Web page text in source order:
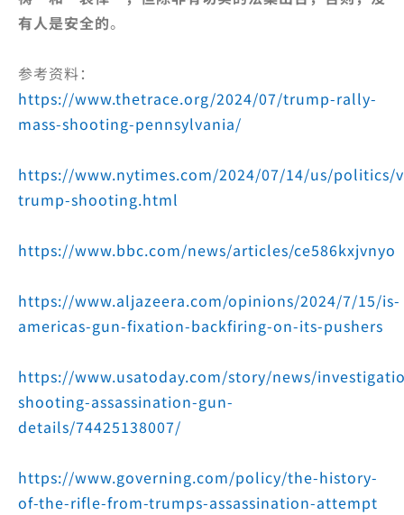
有人是安全的。
参考资料：
https://www.thetrace.org/2024/07/trump-rally-
mass-shooting-pennsylvania/
https://www.nytimes.com/2024/07/14/us/politics/
trump-shooting.html
https://www.bbc.com/news/articles/ce586kxjvnyo
https://www.aljazeera.com/opinions/2024/7/15/is-
americas-gun-fixation-backfiring-on-its-pushers
https://www.usatoday.com/story/news/
shooting-assassination-gun-
details/74425138007/
https://www.governing.com/policy/the-history-
of-the-rifle-from-trumps-assassination-attempt